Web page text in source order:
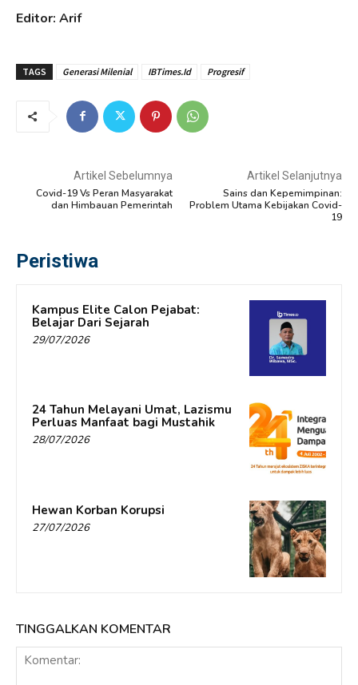
Editor: Arif
TAGS Generasi Milenial IBTimes.Id Progresif
Artikel Sebelumnya
Covid-19 Vs Peran Masyarakat
dan Himbauan Pemerintah
Artikel Selanjutnya
Sains dan Kepemimpinan:
Problem Utama Kebijakan Covid-
19
Peristiwa
Kampus Elite Calon Pejabat:
Belajar Dari Sejarah
29/07/2026
24 Tahun Melayani Umat, Lazismu
Perluas Manfaat bagi Mustahik
28/07/2026
Hewan Korban Korupsi
27/07/2026
TINGGALKAN KOMENTAR